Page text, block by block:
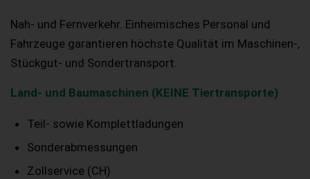
Nah- und Fernverkehr. Einheimisches Personal und
Fahrzeuge garantieren höchste Qualität im Maschinen-,
Stückgut- und Sondertransport.
Land- und Baumaschinen (KEINE Tiertransporte)
Teil- sowie Komplettladungen
Sonderabmessungen
Zollservice (CH)